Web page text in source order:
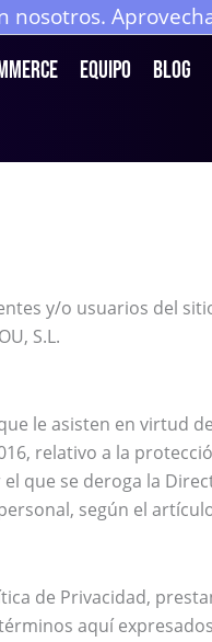
nosotros.
Equipo Blog
y/o usuarios del
S.L.
le asisten en virtud
relativo a la
que se deroga la
según el
de Privacidad,
aquí